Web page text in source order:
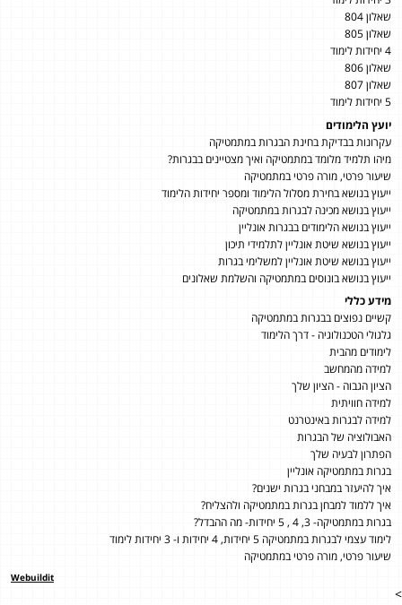
שאלון 804
שאלון 805
4 יחידות לימוד
שאלון 806
שאלון 807
5 יחידות לימוד
יועץ הלימודים
עקרונות בבדיקת בחינת הבגרות במתמטיקה
מיהו תלמיד מלומד במתמטיקה ואיך מצטיינים בבגרות?
שיעור פרטי, מורה פרטי במתמטיקה
ייעוץ בנושא בחירת מסלול הלימוד ומספר יחידות הלימוד
ייעוץ בנושא מכינה לבגרות במתמטיקה
ייעוץ בנושא הלימודים בבגרות אונליין
ייעוץ בנושא שיטת אונליין לתלמידי תיכון
ייעוץ בנושא שיטת אונליין למשלימי בגרות
ייעוץ בנושא בונוסים במתמטיקה והשלמת שאלונים
מידע כללי
קשיים נפוצים בבגרות במתמטיקה
גלגולי הטכנולוגיה - דרך הלימוד
לימודים מהבית
למידה מהמחשב
הציון הגבוה - הציון שלך
למידה חוויתית
למידה לבגרות באינטרנט
האבולוציה של הבגרות
הפתרון לבעיה שלך
בגרות במתמטיקה אונליין
איך להיעזר במבחני בגרות ישנים?
איך ללמוד למבחן בגרות במתמטיקה ולהצליח?
בגרות במתמטיקה- 3, 4 , 5 יחידות- מה ההבדל?
לימוד עצמי לבגרות במתמטיקה 5 יחידות, 4 יחידות ו- 3 יחידות לימוד
שיעור פרטי, מורה פרטי במתמטיקה
Webuildit
>